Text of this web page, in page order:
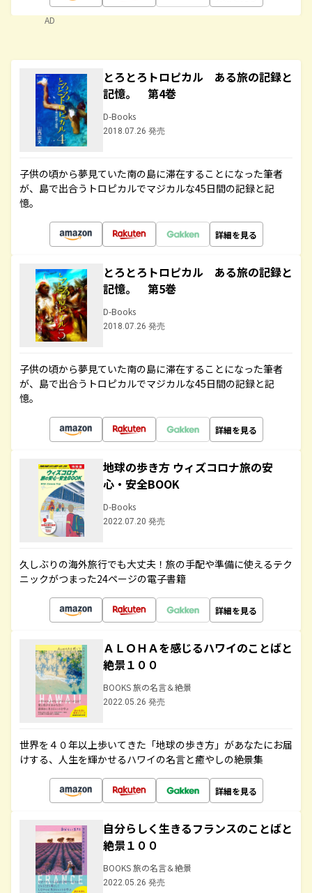
AD
とろとろトロピカル ある旅の記録と
記憶。 第4巻
D-Books
2018.07.26 発売
子供の頃から夢見ていた南の島に滞在することになった筆者
が、島で出合うトロピカルでマジカルな45日間の記録と記
憶。
詳細を見る
とろとろトロピカル ある旅の記録と
記憶。 第5巻
D-Books
2018.07.26 発売
子供の頃から夢見ていた南の島に滞在することになった筆者
が、島で出合うトロピカルでマジカルな45日間の記録と記
憶。
詳細を見る
地球の歩き方 ウィズコロナ旅の安
心・安全BOOK
D-Books
2022.07.20 発売
久しぶりの海外旅行でも大丈夫！旅の手配や準備に使えるテク
ニックがつまった24ページの電子書籍
詳細を見る
ＡＬＯＨＡを感じるハワイのことばと
絶景１００
BOOKS 旅の名言＆絶景
2022.05.26 発売
世界を４０年以上歩いてきた「地球の歩き方」があなたにお届
けする、人生を輝かせるハワイの名言と癒やしの絶景集
詳細を見る
自分らしく生きるフランスのことばと
絶景１００
BOOKS 旅の名言＆絶景
2022.05.26 発売